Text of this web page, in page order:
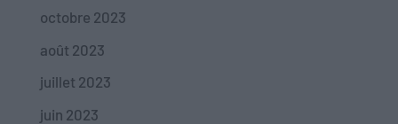
octobre 2023
août 2023
juillet 2023
juin 2023